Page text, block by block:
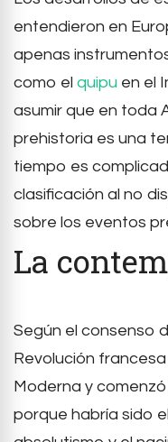
entendieron en
apenas
como el quipu en el
asumir que en toda
prehistoria es una
tiempo es
clasificación al no
sobre los eventos
La
Según el consenso
Revolución
Moderna y
porque habría sido